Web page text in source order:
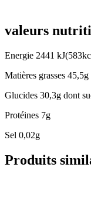
valeurs
Energie 2441
Matières grasses
Glucides 30,3g dont
Protéines 7g
Sel 0,02g
Produits